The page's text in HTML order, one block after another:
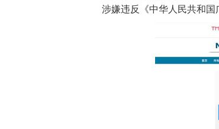
涉嫌违反《中华人民共和国